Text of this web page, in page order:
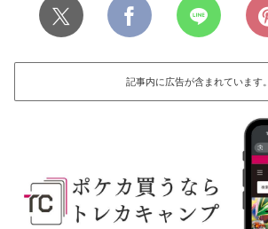
記事内に広告が含まれています。